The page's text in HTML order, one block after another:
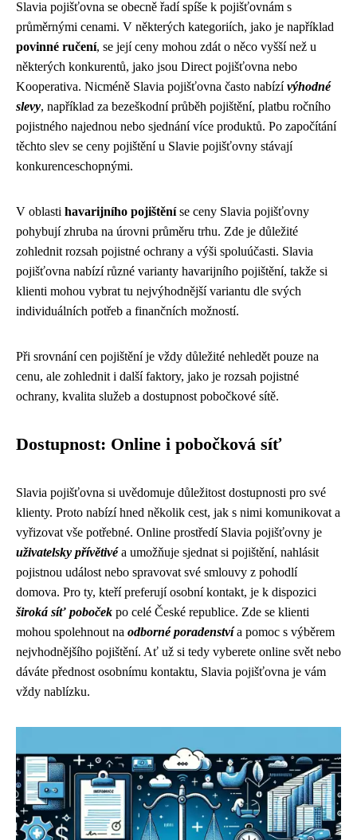
Slavia pojišťovna se obecně řadí spíše k pojišťovnám s
průměrnými cenami. V některých kategoriích, jako je například
povinné ručení, se její ceny mohou zdát o něco vyšší než u
některých konkurentů, jako jsou Direct pojišťovna nebo
Kooperativa. Nicméně Slavia pojišťovna často nabízívýhodné
slevy, například za bezeškodní průběh pojištění, platbu ročního
pojistného najednou nebo sjednání více produktů. Po započítání
těchto slev se ceny pojištění u Slavie pojišťovny stávají
konkurenceschopnými.
V oblasti havarijního pojištěníse ceny Slavia pojišťovny
pohybují zhruba na úrovni průměru trhu. Zde je důležité
zohlednit rozsah pojistné ochrany a výši spoluúčasti. Slavia
pojišťovna nabízí různé varianty havarijního pojištění, takže si
klienti mohou vybrat tu nejvýhodnější variantu dle svých
individuálních potřeb a finančních možností.
Při srovnání cen pojištění je vždy důležité nehledět pouze na
cenu, ale zohlednit i další faktory, jako je rozsah pojistné
ochrany, kvalita služeb a dostupnost pobočkové sítě.
Dostupnost: Online i pobočková síť
Slavia pojišťovna si uvědomuje důležitost dostupnosti pro své
klienty. Proto nabízí hned několik cest, jak s nimi komunikovat a
vyřizovat vše potřebné. Online prostředí Slavia pojišťovny je
uživatelsky přívětivéa umožňuje sjednat si pojištění, nahlásit
pojistnou událost nebo spravovat své smlouvy z pohodlí
domova. Pro ty, kteří preferují osobní kontakt, je k dispozici
široká síť poboček po celé České republice. Zde se klienti
mohou spolehnout na odborné poradenstvía pomoc s výběrem
nejvhodnějšího pojištění. Ať už si tedy vyberete online svět nebo
dáváte přednost osobnímu kontaktu, Slavia pojišťovna je vám
vždy nablízku.